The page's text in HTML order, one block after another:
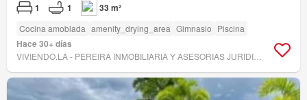
1 1 33 m²
Cocina amoblada amenity_drying_area Gimnasio Piscina
Hace 30+ días